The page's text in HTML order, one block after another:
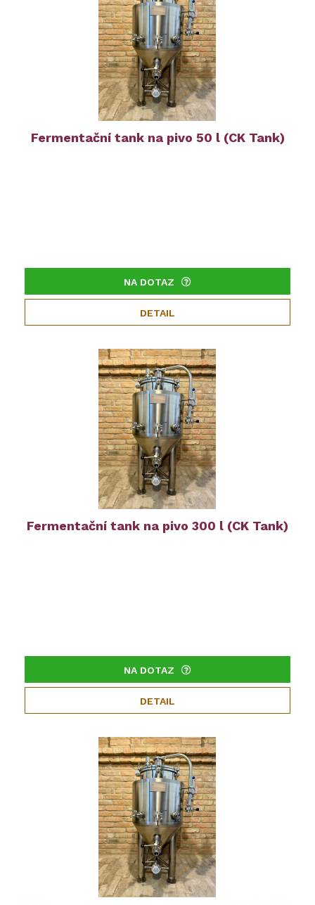
Fermentační tank na pivo 50 l (CK Tank)
NA DOTAZ
DETAIL
Fermentační tank na pivo 300 l (CK Tank)
NA DOTAZ
DETAIL